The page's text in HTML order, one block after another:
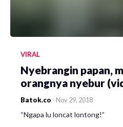
VIRAL
Nyebrangin papan,
orangnya nyebur
Batok.co - Nov 29, 2018
“Ngapa lu loncat lontong!”